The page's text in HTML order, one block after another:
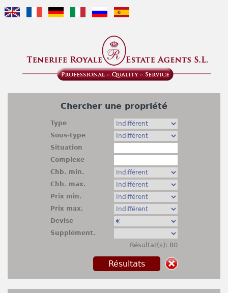
Jump to navigation
Chercher une propriété
Type
Sous-type
Situation
Complexe
Chb. min.
Chb. max.
Prix min.
Prix max.
Devise
Supplément.
Résultat(s): 80